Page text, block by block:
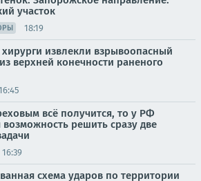
участок
18:19
извлекли взрывоопасный
верхней конечности раненого
всё получится, то у РФ
возможность решить сразу две
16:39
схема ударов по территории